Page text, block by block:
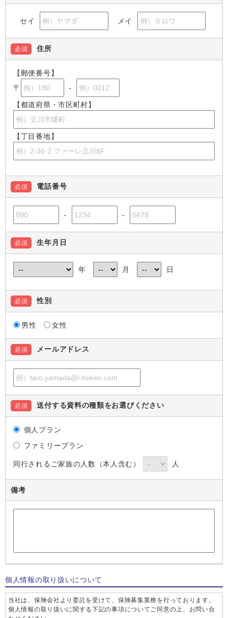
セイ メイ
必須 住所
【郵便番号】
〒
-
【都道府県・市区町村】
【丁目番地】
必須 電話番号
- -
必須 生年月日
年 月 日
必須 性別
男性 女性
必須 メールアドレス
必須 送付する資料の種類をお選びください
個人プラン
ファミリープラン
同行されるご家族の人数（本人含む） 人
備考
個人情報の取り扱いについて
当社は、保険会社より委託を受けて、保険募集業務を行っております。
個人情報の取り扱いに関する下記の事項についてご同意の上、お問い合